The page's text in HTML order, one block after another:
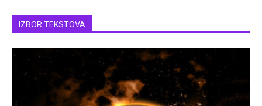
IZBOR TEKSTOVA